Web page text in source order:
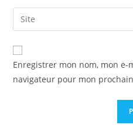
Enregistrer mon nom, mon e-
navigateur pour mon